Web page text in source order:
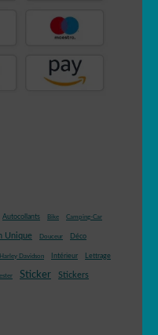
Autocollants Bike Camping-Car
Unique Douceur Déco
Harley Davidson Intérieur Lettrage
Sticker Stickers